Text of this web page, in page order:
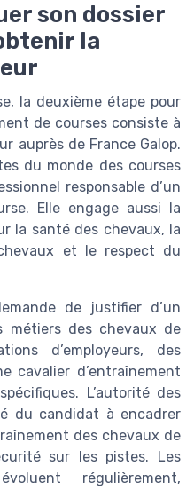
son dossier
la
la deuxième étape pour
de courses consiste à
auprès de France Galop.
du monde des courses
responsable d’un
Elle engage aussi la
la santé des chevaux, la
et le respect du
de justifier d’un
métiers des chevaux de
d’employeurs, des
cavalier d’entraînement
L’autorité des
du candidat à encadrer
des chevaux de
sur les pistes. Les
régulièrement,